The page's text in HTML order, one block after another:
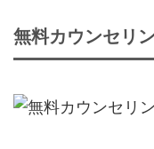
無料カウンセリ